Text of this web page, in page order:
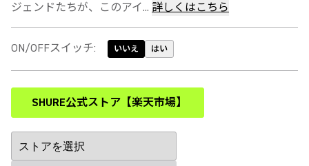
ジェンドたちが、このアイ... 詳しくはこちら
ON/OFFスイッチ: いいえ はい
SHURE公式ストア【楽天市場】
(Opens in a new tab)